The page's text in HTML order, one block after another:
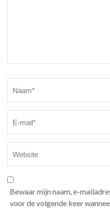
Bewaar mijn naam, e-
voor de volgende keer